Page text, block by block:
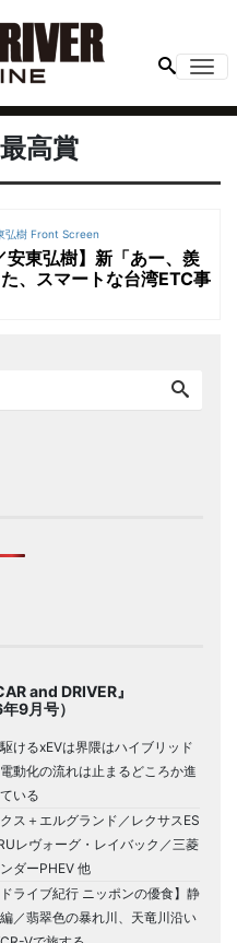
高賞
弘樹 Front Screen
安東弘樹】新「あー、羨
、スマートな台湾ETC事
and DRIVER』
9月号）
駆けるxEVは界隈はハイブリッド
動化の流れは止まるどころか進
いる
ス＋エルグランド／レクサスES
レヴォーグ・レイバック／三菱
ダーPHEV 他
ドライブ紀行 ニッポンの優食】静
／翡翠色の暴れ川、天竜川沿い